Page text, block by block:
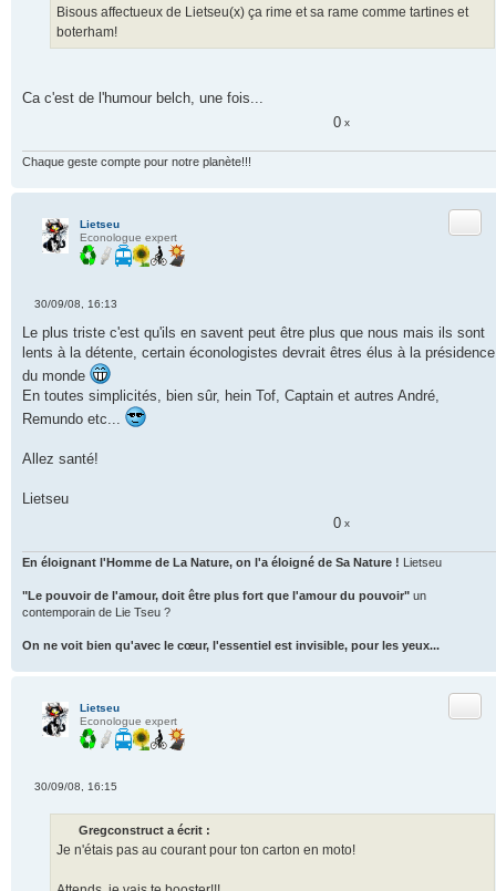
u
Bisous affectueux de Lietseu(x) ça rime et sa rame comme tartines et
boterham!
Ca c'est de l'humour belch, une fois...
0 x
Chaque geste compte pour notre planète!!!
Lietseu
Econologue expert
s
s
g
e
o
u
30/09/08, 16:13
Le plus triste c'est qu'ils en savent peut être plus que nous mais ils sont
lents à la détente, certain éconologistes devrait êtres élus à la présidence
du monde
En toutes simplicités, bien sûr, hein Tof, Captain et autres André,
Remundo etc...
Allez santé!
Lietseu
0 x
En éloignant l'Homme de La Nature, on l'a éloigné de Sa Nature ! Lietseu
"Le pouvoir de l'amour, doit être plus fort que l'amour du pouvoir" un
contemporain de Lie Tseu ?
On ne voit bien qu'avec le cœur, l'essentiel est invisible, pour les yeux...
Lietseu
Econologue expert
30/09/08, 16:15
Gregconstruct a écrit :
Je n'étais pas au courant pour ton carton en moto!